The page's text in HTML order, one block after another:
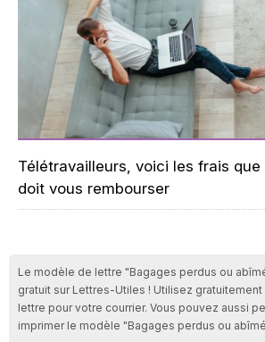
Télétravailleurs, voici les frais
doit vous rembourser
Le modèle de lettre "Bagages perdus ou
gratuit sur Lettres-Utiles ! Utilisez
lettre pour votre courrier. Vous pouvez aussi
imprimer le modèle "Bagages perdus ou